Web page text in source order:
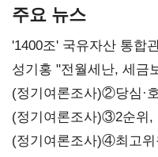
주요 뉴스
'1400조' 국유자산 통합
구조혁신
성기홍 "전월세난, 세금
시사
(정기여론조사)②당심·
(정기여론조사)③2순위,
'한 자릿수'
(정기여론조사)④최고